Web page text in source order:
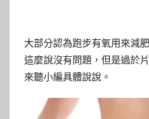
大部分認為跑步有氧用來減
這麼說沒有問題，但是過於
來聽小編具體說說。